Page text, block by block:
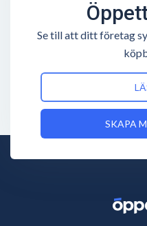
Se till att ditt företag
SKAPA